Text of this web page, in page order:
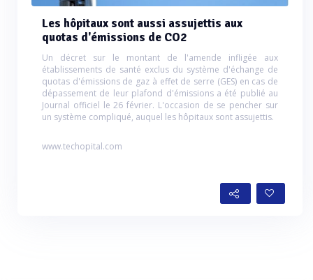
Les hôpitaux sont aussi assujettis aux
quotas d'émissions de CO2
Un décret sur le montant de l'amende infligée aux
établissements de santé exclus du système d'échange de
quotas d'émissions de gaz à effet de serre (GES) en cas de
dépassement de leur plafond d'émissions a été publié au
Journal officiel le 26 février. L'occasion de se pencher sur
un système compliqué, auquel les hôpitaux sont assujettis.
www.techopital.com